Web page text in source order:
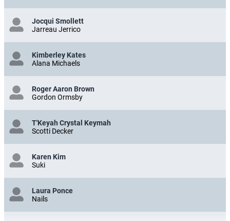
Jocqui Smollett
Jarreau Jerrico
Kimberley Kates
Alana Michaels
Roger Aaron Brown
Gordon Ormsby
T'Keyah Crystal Keymah
Scotti Decker
Karen Kim
Suki
Laura Ponce
Nails